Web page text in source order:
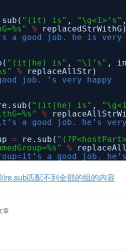
"(it) is" , "\g<1>’s"
%
replacedStrWithG)
a good job. he is very
"(it|he) is" , "\1’s" ,
%
replaceAllStr)
job. ’s very happy
"(it|he) is" ,
%
a good job. he’s very
= re.sub(
%
a good job.
re.sub匹配不到全部的组的内容
章